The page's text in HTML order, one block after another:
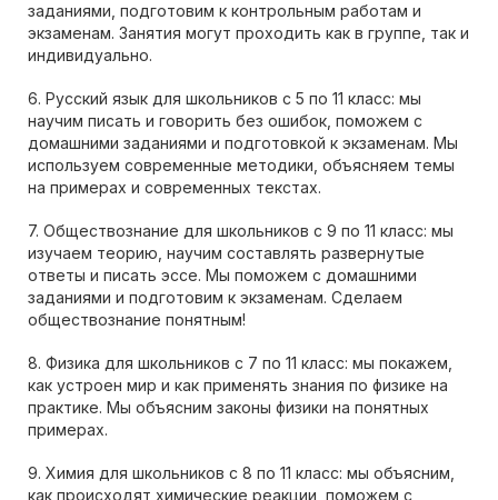
заданиями, подготовим к контрольным работам и
экзаменам. Занятия могут проходить как в группе, так и
индивидуально.
6. Русский язык для школьников с 5 по 11 класс: мы
научим писать и говорить без ошибок, поможем с
домашними заданиями и подготовкой к экзаменам. Мы
используем современные методики, объясняем темы
на примерах и современных текстах.
7. Обществознание для школьников с 9 по 11 класс: мы
изучаем теорию, научим составлять развернутые
ответы и писать эссе. Мы поможем с домашними
заданиями и подготовим к экзаменам. Сделаем
обществознание понятным!
8. Физика для школьников с 7 по 11 класс: мы покажем,
как устроен мир и как применять знания по физике на
практике. Мы объясним законы физики на понятных
примерах.
9. Химия для школьников с 8 по 11 класс: мы объясним,
как происходят химические реакции, поможем с